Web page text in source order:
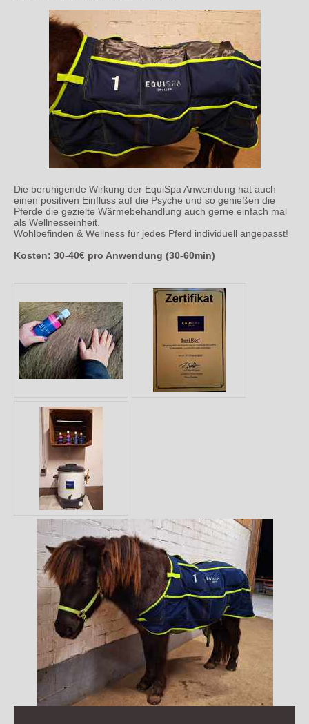
Die beruhigende Wirkung der EquiSpa Anwendung hat auch
einen positiven Einfluss auf die Psyche und so genießen die
Pferde die gezielte Wärmebehandlung auch gerne einfach mal
als Wellnesseinheit.
Wohlbefinden & Wellness für jedes Pferd individuell angepasst!
Kosten: 30-40€ pro Anwendung (30-60min)